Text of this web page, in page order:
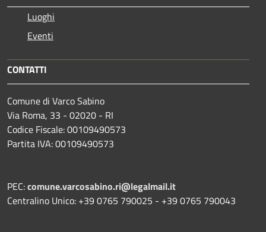
Luoghi
Eventi
CONTATTI
Comune di Varco Sabino
Via Roma, 33 - 02020 - RI
Codice Fiscale: 00109490573
Partita IVA: 00109490573
PEC:comune.varcosabino.ri@legalmail.it
Centralino Unico: +39 0765 790025 - +39 0765 790043